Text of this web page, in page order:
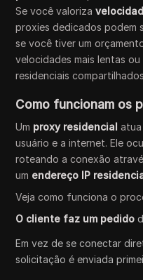
Se você valoriza
proxies dedicados podem
se você tiver um
velocidades mais lentas
residenciais
Como funcionam os
Um proxy residencial
usuário e a internet. Ele
roteando a conexão
um endereço IP
Veja como funciona o
O cliente faz um pedido
Em vez de se conectar
solicitação é enviada